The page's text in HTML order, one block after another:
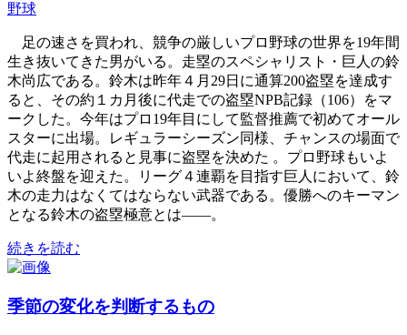
野球
足の速さを買われ、競争の厳しいプロ野球の世界を19年間
生き抜いてきた男がいる。走塁のスペシャリスト・巨人の鈴
木尚広である。鈴木は昨年４月29日に通算200盗塁を達成す
ると、その約１カ月後に代走での盗塁NPB記録（106）をマ
ークした。今年はプロ19年目にして監督推薦で初めてオール
スターに出場。レギュラーシーズン同様、チャンスの場面で
代走に起用されると見事に盗塁を決めた 。プロ野球もいよ
いよ終盤を迎えた。リーグ４連覇を目指す巨人において、鈴
木の走力はなくてはならない武器である。優勝へのキーマン
となる鈴木の盗塁極意とは――。
続きを読む
季節の変化を判断するもの